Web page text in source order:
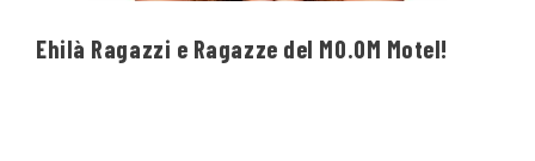
Ehilà Ragazzi e Ragazze del MO.OM Motel!